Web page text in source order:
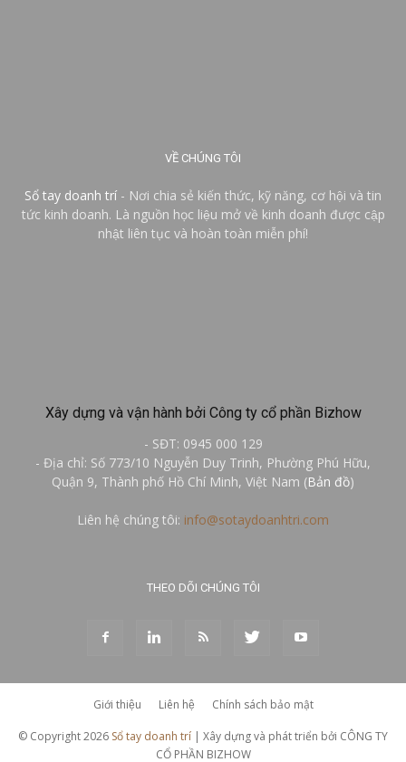
VỀ CHÚNG TÔI
Sổ tay doanh trí - Nơi chia sẻ kiến thức, kỹ năng, cơ hội và tin
tức kinh doanh. Là nguồn học liệu mở về kinh doanh được cập
nhật liên tục và hoàn toàn miễn phí!
Xây dựng và vận hành bởi Công ty cổ phần Bizhow
- SĐT: 0945 000 129
- Địa chỉ: Số 773/10 Nguyễn Duy Trinh, Phường Phú Hữu,
Quận 9, Thành phố Hồ Chí Minh, Việt Nam (Bản đồ)
Liên hệ chúng tôi: info@sotaydoanhtri.com
THEO DÕI CHÚNG TÔI
Giới thiệu Liên hệ Chính sách bảo mật
© Copyright 2026 Sổ tay doanh trí | Xây dựng và phát triển bởi CÔNG TY
CỔ PHẦN BIZHOW